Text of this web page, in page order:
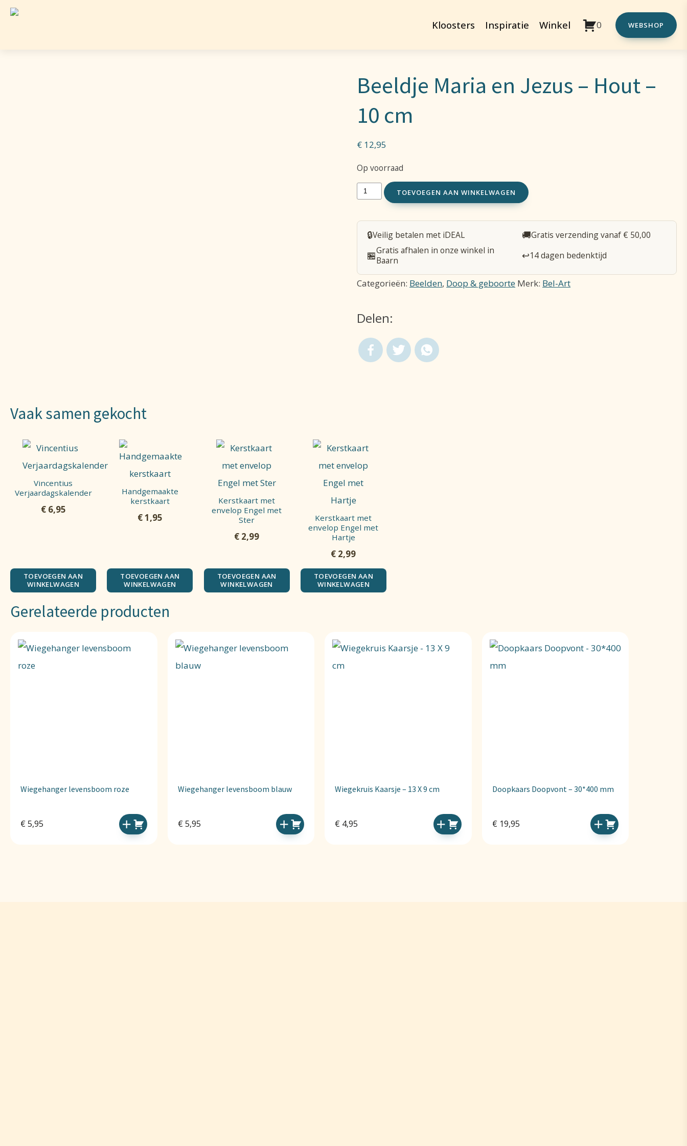
Kloosters Inspiratie Winkel 0 WEBSHOP
Beeldje Maria en Jezus – Hout –
10 cm
€ 12,95
Op voorraad
Beeldje
en
Jezus
Hout
10
aantal
TOEVOEGEN AAN WINKELWAGEN
🔒Veilig betalen met iDEAL 🚚Gratis verzending vanaf € 50,00
🏪Gratis afhalen in onze winkel in
Baarn
↩️14 dagen bedenktijd
Categorieën: Beelden, Doop & geboorte Merk: Bel-Art
Delen:
Vaak samen gekocht
Vincentius
Verjaardagskalender
€6,95
TOEVOEGEN AAN
WINKELWAGEN
Handgemaakte
kerstkaart
€1,95
TOEVOEGEN AAN
WINKELWAGEN
Kerstkaart met
envelop Engel met
Ster
€ 2,99
TOEVOEGEN AAN
WINKELWAGEN
Kerstkaart met
envelop Engel met
Hartje
€ 2,99
TOEVOEGEN AAN
WINKELWAGEN
Gerelateerde producten
Wiegehanger levensboom roze
€ 5,95
Wiegehanger levensboom blauw
€ 5,95
Wiegekruis Kaarsje – 13 X 9 cm
€ 4,95
Doopkaars Doopvont – 30*400 mm
€ 19,95